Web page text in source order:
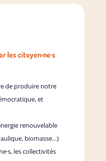
les citoyen·ne·s
de produire notre
et
renouvelable
biomasse…)
les collectivités